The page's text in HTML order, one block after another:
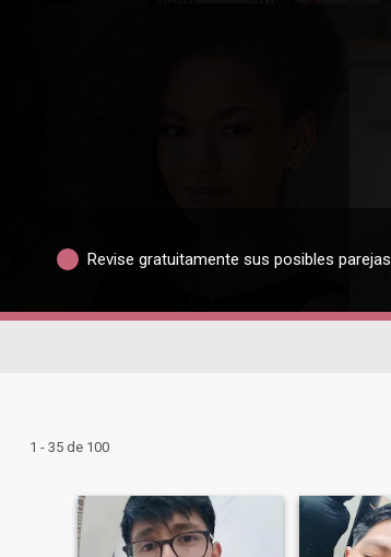
Revise gratuitamente sus posibles parejas
1 - 35 de 100